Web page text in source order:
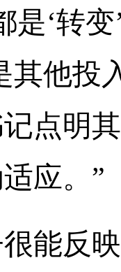
是‘转
其他
点明
应。”
能反